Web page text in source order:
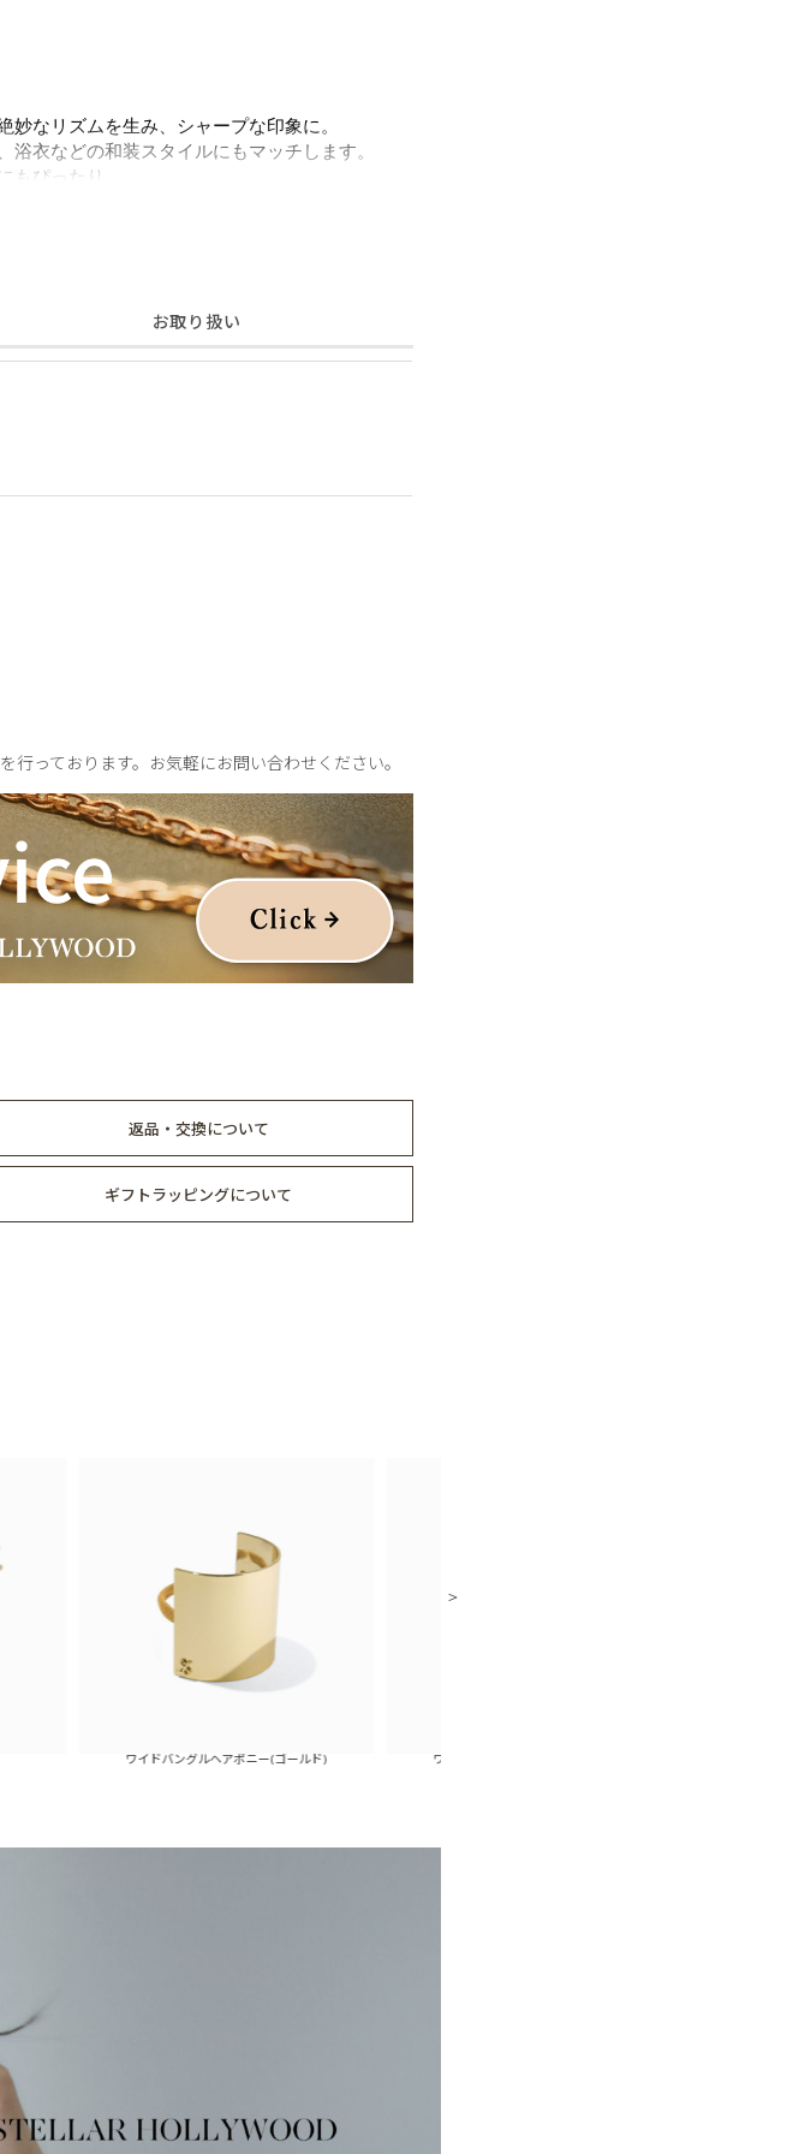
なリズムを生み、シャープな印象に。
衣などの和装スタイルにもマッチします。
もぴったり。
です。
お取り扱い
っております。お気軽にお問い合わせください。
返品・交換について
ギフトラッピングについて
ワイドバングルヘアポニー(ゴールド) ワイドバングルヘアポニー(シルバー)